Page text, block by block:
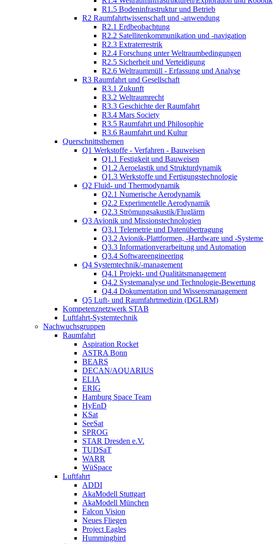
R1.5 Bodeninfrastruktur und Betrieb
R2 Raumfahrtwissenschaft und -anwendung
R2.1 Erdbeobachtung
R2.2 Satellitenkommunikation und -navigation
R2.3 Extraterrestrik
R2.4 Forschung unter Weltraumbedingungen
R2.5 Sicherheit und Verteidigung
R2.6 Weltraummüll - Erfassung und Analyse
R3 Raumfahrt und Gesellschaft
R3.1 Zukunft
R3.2 Weltraumrecht
R3.3 Geschichte der Raumfahrt
R3.4 Mars Society
R3.5 Raumfahrt und Philosophie
R3.6 Raumfahrt und Kultur
Querschnittsthemen
Q1 Werkstoffe - Verfahren - Bauweisen
Q1.1 Festigkeit und Bauweisen
Q1.2 Aeroelastik und Strukturdynamik
Q1.3 Werkstoffe und Fertigungstechnologie
Q2 Fluid- und Thermodynamik
Q2.1 Numerische Aerodynamik
Q2.2 Experimentelle Aerodynamik
Q2.3 Strömungsakustik/Fluglärm
Q3 Avionik und Missionstechnologien
Q3.1 Telemetrie und Datenübertragung
Q3.2 Avionik-Plattformen, -Hardware und -Systeme
Q3.3 Informationverarbeitung und Automation
Q3.4 Softwareengineering
Q4 Systemtechnik/-management
Q4.1 Projekt- und Qualitätsmanagement
Q4.2 Systemanalyse und Technologie-Bewertung
Q4.4 Dokumentation und Wissensmanagement
Q5 Luft- und Raumfahrtmedizin (DGLRM)
Kompetenznetzwerk STAB
Luftfahrt-Systemtechnik
Nachwuchsgruppen
Raumfahrt
Aspiration Rocket
ASTRA Bonn
BEARS
DECAN/AQUARIUS
ELIA
ERIG
Hamburg Space Team
HyEnD
KSat
SeeSat
SPROG
STAR Dresden e.V.
TUDSaT
WARR
WüSpace
Luftfahrt
ADDI
AkaModell Stuttgart
AkaModell München
Falcon Vision
Neues Fliegen
Project Eagles
Hummingbird